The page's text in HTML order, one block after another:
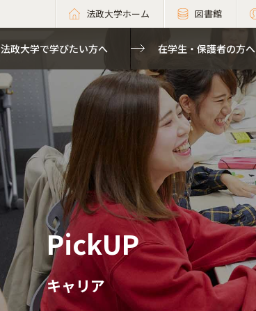
法政大学ホーム 図書館
法政大学で学びたい方へ 在学生・保護者の方へ
PickUP
キャリア